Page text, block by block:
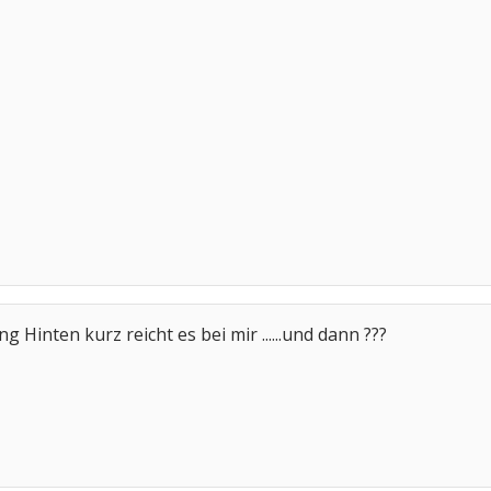
Hinten kurz reicht es bei mir ......und dann ???